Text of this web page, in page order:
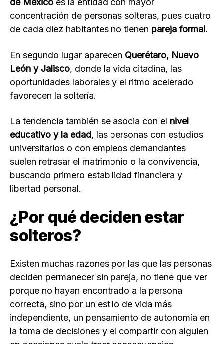
concentración de personas solteras, pues cuatro
de cada diez habitantes no tienen pareja formal.
En segundo lugar aparecen Querétaro, Nuevo
León y Jalisco, donde la vida citadina, las
oportunidades laborales y el ritmo acelerado
favorecen la soltería.
La tendencia también se asocia con el nivel
educativo y la edad, las personas con estudios
universitarios o con empleos demandantes
suelen retrasar el matrimonio o la convivencia,
buscando primero estabilidad financiera y
libertad personal.
¿Por qué deciden estar
solteros?
Existen muchas razones por las que las personas
deciden permanecer sin pareja, no tiene que ver
porque no hayan encontrado a la persona
correcta, sino por un estilo de vida más
independiente, un pensamiento de autonomía en
la toma de decisiones y el compartir con alguien